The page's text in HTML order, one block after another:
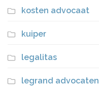
kosten advocaat
kuiper
legalitas
legrand advocaten